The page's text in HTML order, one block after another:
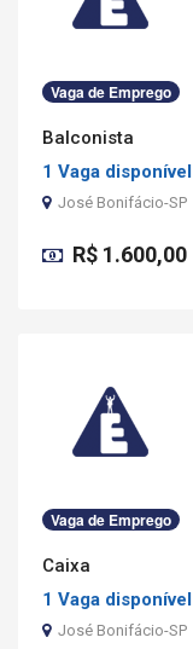
Vaga de Emprego
Balconista
1 Vaga disponível
José Bonifácio-SP
R$ 1.600,00
Vaga de Emprego
Caixa
1 Vaga disponível
José Bonifácio-SP